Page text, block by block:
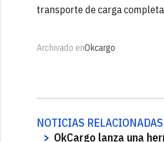
transporte de carga
Archivado enOkcargo
NOTICIAS RELACIONADAS
OkCargo lanza una